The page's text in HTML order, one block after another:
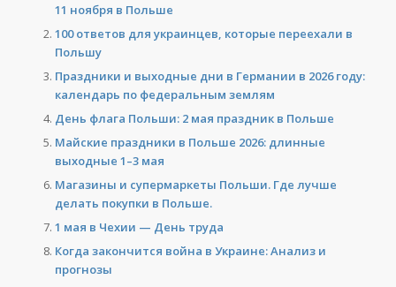
11 ноября в Польше
100 ответов для украинцев, которые переехали в
Польшу
Праздники и выходные дни в Германии в 2026 году:
календарь по федеральным землям
День флага Польши: 2 мая праздник в Польше
Майские праздники в Польше 2026: длинные
выходные 1–3 мая
Магазины и супермаркеты Польши. Где лучше
делать покупки в Польше.
1 мая в Чехии — День труда
Когда закончится война в Украине: Анализ и
прогнозы